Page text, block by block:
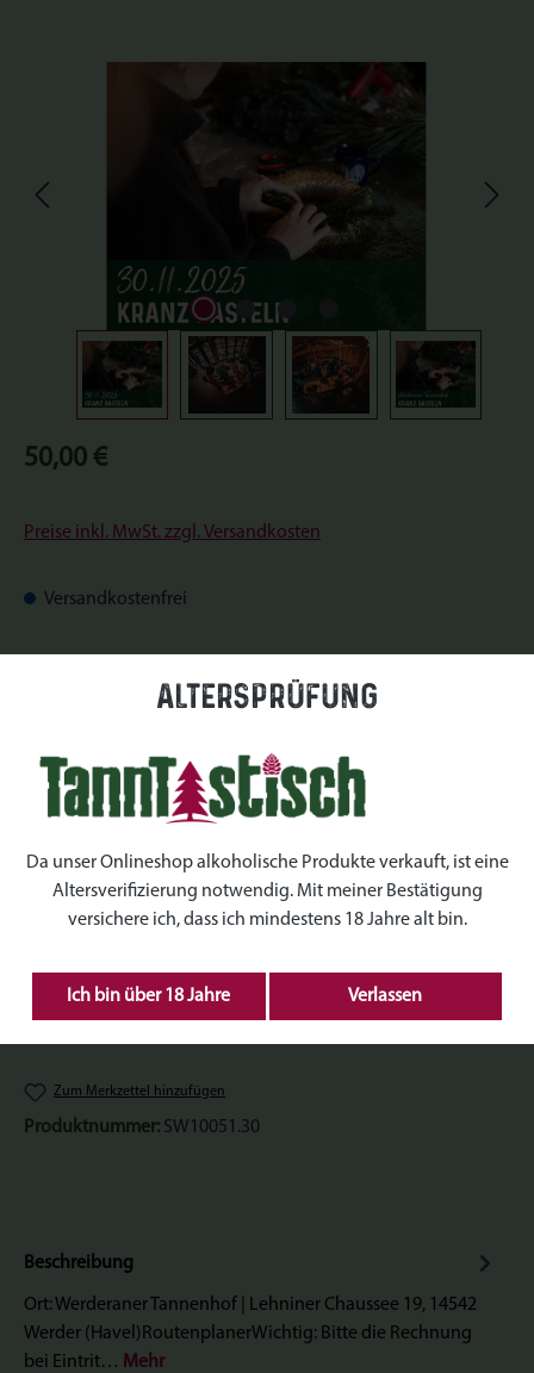
Regulärer Preis:
50,00 €
Preise inkl. MwSt. zzgl. Versandkosten
Versandkostenfrei
Uhrzeitenauswählen
auswählen
Produkt Anzahl: Gib den gewünschten Wert
IN DEN WARENKORB
Zum Merkzettel hinzufügen
Produktnummer: SW10051.30
Beschreibung
Ort: Werderaner Tannenhof | Lehniner Chaussee 19, 14542
Werder (Havel)RoutenplanerWichtig: Bitte die Rechnung
bei Eintrit… Mehr
Altersprüfung
Da unser Onlineshop alkoholische Produkte verkauft, ist eine
Altersverifizierung notwendig. Mit meiner Bestätigung
versichere ich, dass ich mindestens 18 Jahre alt bin.
Ich bin über 18 Jahre Verlassen